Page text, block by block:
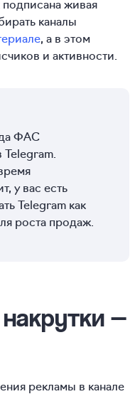
подписана живая
каналы
, а в этом
и активности.
ФАС
Telegram.
у вас есть
Telegram как
роста продаж.
—
рекламы в канале